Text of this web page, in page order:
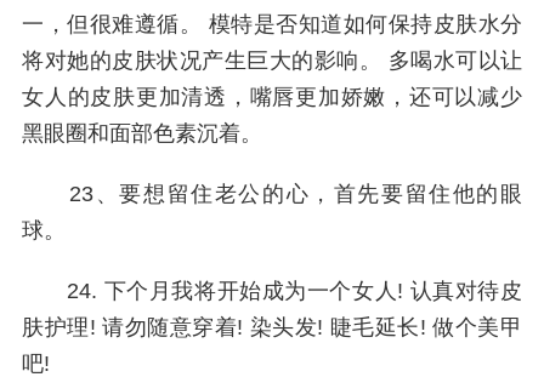
一，但很难遵循。 模特是否知道如何保持皮肤水分
将对她的皮肤状况产生巨大的影响。 多喝水可以让
女人的皮肤更加清透，嘴唇更加娇嫩，还可以减少
黑眼圈和面部色素沉着。
23、要想留住老公的心，首先要留住他的眼
球。
24. 下个月我将开始成为一个女人! 认真对待皮
肤护理! 请勿随意穿着! 染头发! 睫毛延长! 做个美甲
吧!